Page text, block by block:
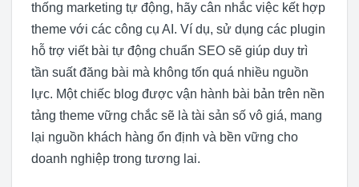
thống marketing tự động, hãy cân nhắc việc kết hợp
theme với các công cụ AI. Ví dụ, sử dụng các plugin
hỗ trợ viết bài tự động chuẩn SEO sẽ giúp duy trì
tần suất đăng bài mà không tốn quá nhiều nguồn
lực. Một chiếc blog được vận hành bài bản trên nền
tảng theme vững chắc sẽ là tài sản số vô giá, mang
lại nguồn khách hàng ổn định và bền vững cho
doanh nghiệp trong tương lai.